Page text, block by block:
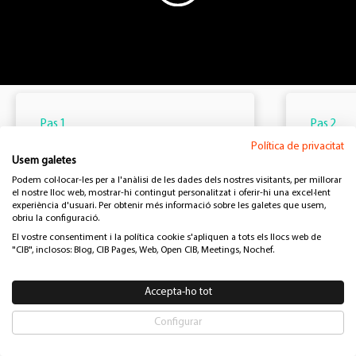
Pas 1
formulari de
contacte
El primer pas és tan senzill com
formulari de contacteperquè un dels
nostres assessors es posi en contacte
Pas 2
que et
procés
Política de privacitat
Usem galetes
Podem col·locar-les per a l'anàlisi de les dades dels nostres visitants, per millorar
el nostre lloc web, mostrar-hi contingut personalitzat i oferir-hi una excel·lent
experiència d'usuari. Per obtenir més informació sobre les galetes que usem,
obriu la configuració.
El vostre consentiment i la política cookie s'apliquen a tots els llocs web de
"CIB", inclosos: Blog, CIB Pages, Web, Open CIB, Meetings, Nochef.
Accepta-ho tot
Configurar